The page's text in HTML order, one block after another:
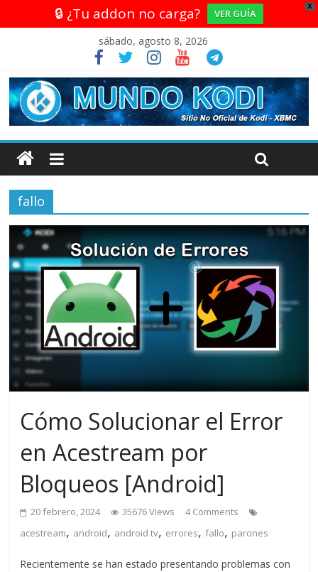
X
🔒 ¿Tu addon no carga? VER GUÍA
sábado, agosto 8, 2026
fallo
Cómo Solucionar el Error
en Acestream por
Bloqueos [Android]
20 febrero, 2024 35676 Views
4 Comments
acestream, android, android tv, errores,fallo, parones
Recientemente se han estado presentando problemas con